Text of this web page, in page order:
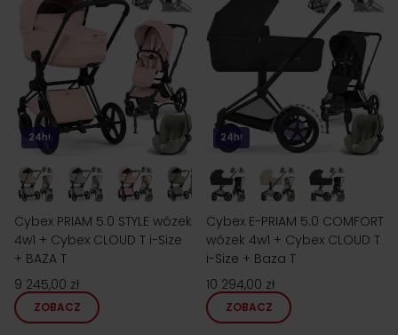
24h!
Cybex PRIAM 5.0 STYLE wózek
4w1 + Cybex CLOUD T i-Size
+ BAZA T
9 245,00 zł
ZOBACZ
24h!
Cybex E-PRIAM 5.0 COMFORT
wózek 4w1 + Cybex CLOUD T
i-Size + Baza T
10 294,00 zł
ZOBACZ